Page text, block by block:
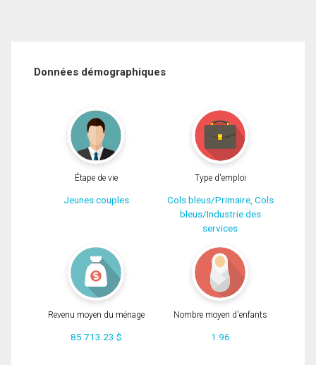
Données démographiques
Étape de vie
Jeunes couples
Type d'emploi
Cols bleus/Primaire, Cols
bleus/Industrie des
services
Revenu moyen du ménage
85 713.23 $
Nombre moyen d'enfants
1.96